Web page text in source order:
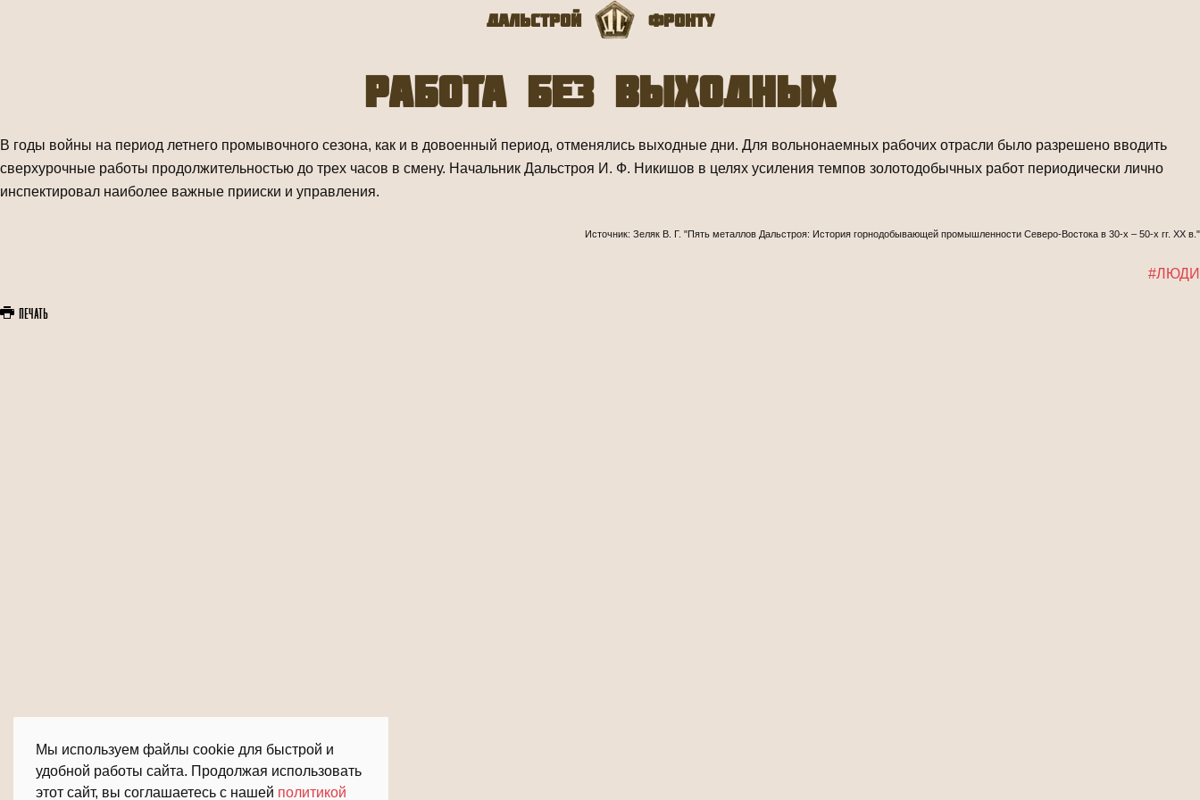
Мы используем файлы cookie для быстрой и
удобной работы сайта. Продолжая использовать
этот сайт, вы соглашаетесь с нашей политикой
Дальстрой Фронту
Работа без выходных
В годы войны на период летнего промывочного сезона, как и в довоенный период, отменялись выходные дни. Для вольнонаемных рабочих отрасли было разрешено вводить
сверхурочные работы продолжительностью до трех часов в смену. Начальник Дальстроя И. Ф. Никишов в целях усиления темпов золотодобычных работ периодически лично
инспектировал наиболее важные прииски и управления.
Источник: Зеляк В. Г. "Пять металлов Дальстроя: История горнодобывающей промышленности Северо-Востока в 30-х – 50-х гг. ХХ в."
#ЛЮДИ
Печать